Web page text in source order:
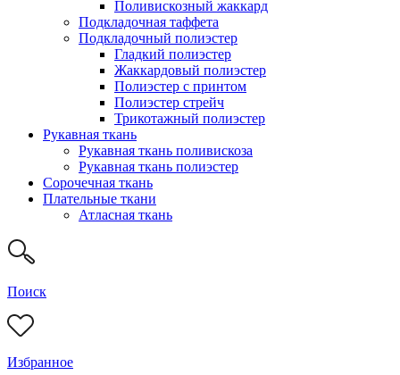
Поливискозный жаккард
Подкладочная таффета
Подкладочный полиэстер
Гладкий полиэстер
Жаккардовый полиэстер
Полиэстер с принтом
Полиэстер стрейч
Трикотажный полиэстер
Рукавная ткань
Рукавная ткань поливискоза
Рукавная ткань полиэстер
Сорочечная ткань
Плательные ткани
Атласная ткань
Поиск
Избранное